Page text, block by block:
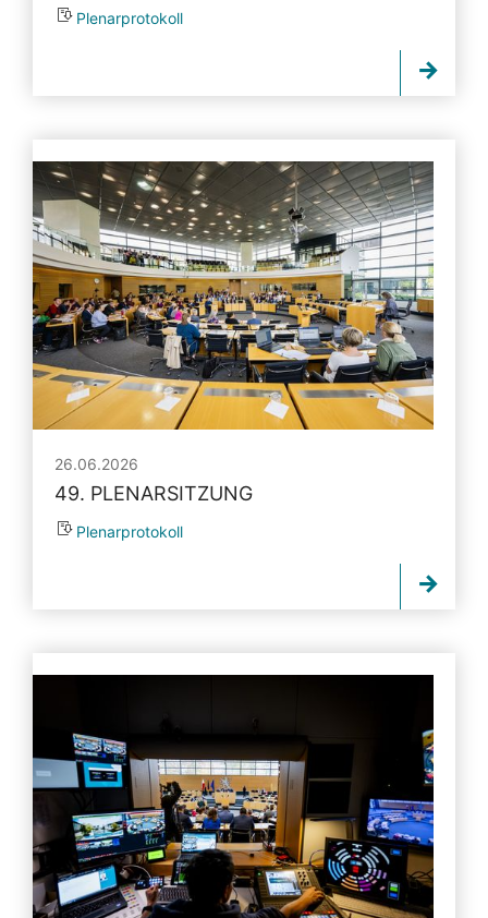
Plenarprotokoll
26.06.2026
49. PLENARSITZUNG
Plenarprotokoll